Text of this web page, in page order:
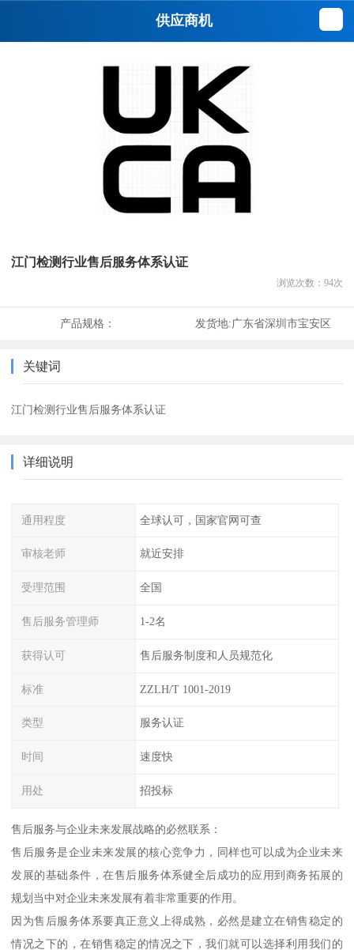
供应商机
江门检测行业售后服务体系认证
浏览次数： 94次
产品规格： 发货地:广东省深圳市宝安区
关键词
江门检测行业售后服务体系认证
详细说明
通用程度 全球认可，国家官网可查
审核老师 就近安排
受理范围 全国
售后服务管理师 1-2名
获得认可 售后服务制度和人员规范化
标准 ZZLH/T 1001-2019
类型 服务认证
时间 速度快
用处 招投标
售后服务与企业未来发展战略的必然联系：
售后服务是企业未来发展的核心竞争力，同样也可以成为企业未来
发展的基础条件，在售后服务体系健全后成功的应用到商务拓展的
规划当中对企业未来发展有着非常重要的作用。
因为售后服务体系要真正意义上得成熟，必然是建立在销售稳定的
情况之下的，在销售稳定的情况之下，我们就可以选择利用我们的